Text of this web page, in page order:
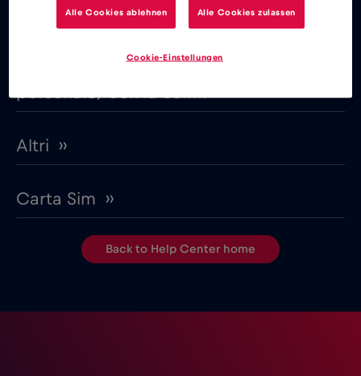
Other topics
– Posso utilizzare il tethering (Hotspot
Altri ››
Carta Sim ››
Back to Help Center home
Alle Cookies ablehnen Alle Cookies zulassen
Cookie-Einstellungen